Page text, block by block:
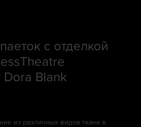
с отделкой
Blank
из различных видов ткани в